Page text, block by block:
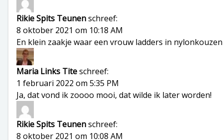
Rikie Spits Teunenschreef:
8 oktober 2021 om 10:18 AM
En klein zaakje waar een vrouw ladders in
Maria Links Titeschreef:
1 februari 2022 om 5:35 PM
Ja, dat vond ik zoooo mooi, dat wilde ik later worden!
Rikie Spits Teunenschreef:
8 oktober 2021 om 10:08 AM